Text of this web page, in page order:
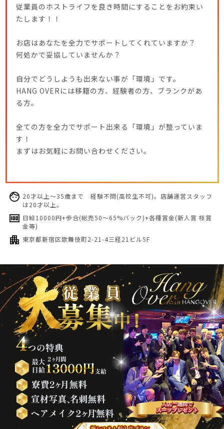
従業員のホストライフを良き時間にすることをお約束い
たします！！
お店はあなたを全力でサポートしてくれていますか？
何処かで妥協していませんか？
自分でどうしようも出来ない事が「環境」です。
HANG OVERには移籍の方、経験者の方、ブランクがあ
る方。
全ての方を全力でサポート出来る「環境」が整っていま
す！
まずはお気軽にお問い合わせください。
20才以上～35歳まで 経験不問(高校生不可)。店舗運営スタッフ
は20才以上。
日給10000円+歩合(総売50～65%バック)+各種賞金(新人賞 枝賞
金等)
東京都新宿区歌舞伎町2-21-4三経21ビル5F